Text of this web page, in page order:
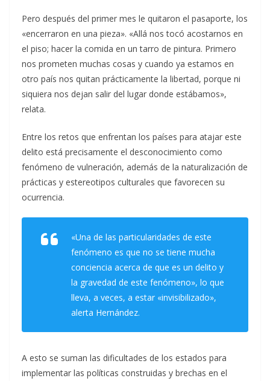
Pero después del primer mes le quitaron el pasaporte, los
«encerraron en una pieza». «Allá nos tocó acostarnos en
el piso; hacer la comida en un tarro de pintura. Primero
nos prometen muchas cosas y cuando ya estamos en
otro país nos quitan prácticamente la libertad, porque ni
siquiera nos dejan salir del lugar donde estábamos»,
relata.
Entre los retos que enfrentan los países para atajar este
delito está precisamente el desconocimiento como
fenómeno de vulneración, además de la naturalización de
prácticas y estereotipos culturales que favorecen su
ocurrencia.
«Una de las particularidades de este
fenómeno es que no se tiene mucha
conciencia acerca de que es un delito y
la gravedad de este fenómeno», lo que
lleva, a veces, a estar «invisibilizado»,
alerta Hernández.
A esto se suman las dificultades de los estados para
implementar las políticas construidas y brechas en el